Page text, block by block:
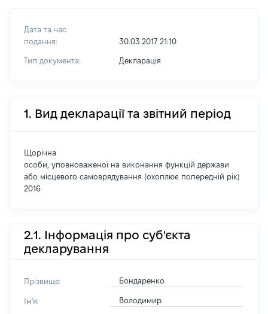
Дата та час
подання:
30.03.2017 21:10
Тип документа: Декларація
1. Вид декларації та звітний період
Щорічна
особи, уповноваженої на виконання функцій держави
або місцевого самоврядування (охоплює попередній рік)
2016
2.1. Інформація про суб'єкта
декларування
Прізвище: Бондаренко
Ім'я: Володимир